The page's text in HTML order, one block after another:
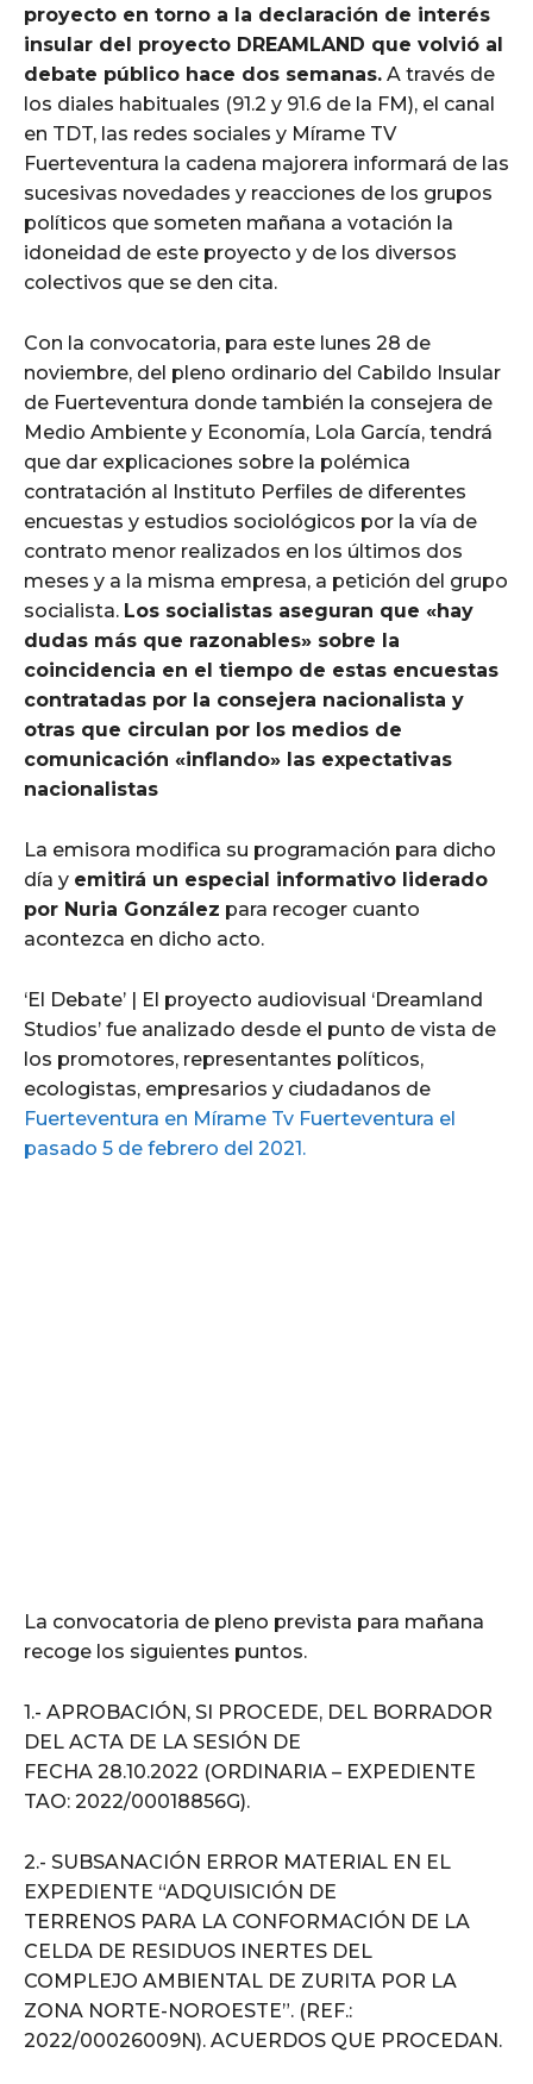
proyecto en torno a la declaración de interés
insular del proyecto DREAMLAND que volvió al
debate público hace dos semanas. A través de
los diales habituales (91.2 y 91.6 de la FM), el canal
en TDT, las redes sociales y Mírame TV
Fuerteventura la cadena majorera informará de las
sucesivas novedades y reacciones de los grupos
políticos que someten mañana a votación la
idoneidad de este proyecto y de los diversos
colectivos que se den cita.
Con la convocatoria, para este lunes 28 de
noviembre, del pleno ordinario del Cabildo Insular
de Fuerteventura donde también la consejera de
Medio Ambiente y Economía, Lola García, tendrá
que dar explicaciones sobre la polémica
contratación al Instituto Perfiles de diferentes
encuestas y estudios sociológicos por la vía de
contrato menor realizados en los últimos dos
meses y a la misma empresa, a petición del grupo
socialista. Los socialistas aseguran que «hay
dudas más que razonables» sobre la
coincidencia en el tiempo de estas encuestas
contratadas por la consejera nacionalista y
otras que circulan por los medios de
comunicación «inflando» las expectativas
nacionalistas
La emisora modifica su programación para dicho
día y emitirá un especial informativo liderado
por Nuria González para recoger cuanto
acontezca en dicho acto.
‘El Debate’ | El proyecto audiovisual ‘Dreamland
Studios’ fue analizado desde el punto de vista de
los promotores, representantes políticos,
ecologistas, empresarios y ciudadanos de
Fuerteventura en Mírame Tv Fuerteventura el
pasado 5 de febrero del 2021.
La convocatoria de pleno prevista para mañana
recoge los siguientes puntos.
1.- APROBACIÓN, SI PROCEDE, DEL BORRADOR
DEL ACTA DE LA SESIÓN DE
FECHA 28.10.2022 (ORDINARIA – EXPEDIENTE
TAO: 2022/00018856G).
2.- SUBSANACIÓN ERROR MATERIAL EN EL
EXPEDIENTE “ADQUISICIÓN DE
TERRENOS PARA LA CONFORMACIÓN DE LA
CELDA DE RESIDUOS INERTES DEL
COMPLEJO AMBIENTAL DE ZURITA POR LA
ZONA NORTE-NOROESTE”. (REF.:
2022/00026009N). ACUERDOS QUE PROCEDAN.